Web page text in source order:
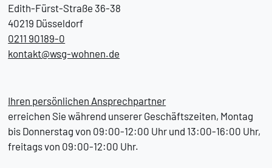
Edith-Fürst-Straße 36-38
40219 Düsseldorf
0211 90189-0
kontakt@wsg-wohnen.de
Ihren persönlichen Ansprechpartner
erreichen Sie während unserer Geschäftszeiten, Montag
bis Donnerstag von 09:00-12:00 Uhr und 13:00-16:00 Uhr,
freitags von 09:00-12:00 Uhr.